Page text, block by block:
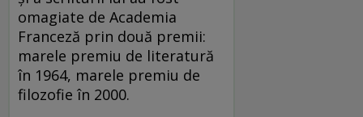
omagiate de Academia
Franceză prin două premii:
marele premiu de literatură
în 1964, marele premiu de
filozofie în 2000.